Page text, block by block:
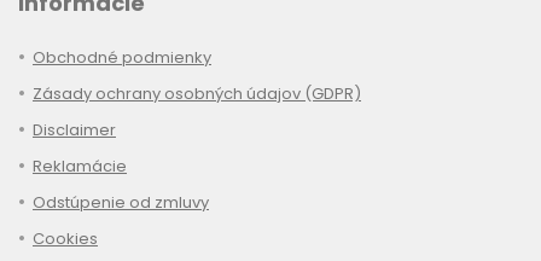
Obchodné podmienky
Zásady ochrany osobných údajov (GDPR)
Disclaimer
Reklamácie
Odstúpenie od zmluvy
Cookies